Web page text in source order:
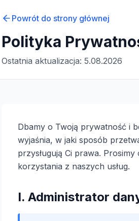
Powrót do strony głównej
Polityka
Ostatnia aktualizacja: 5.08.2026
Dbamy o Twoją prywatność i
wyjaśnia, w jaki sposób
przysługują Ci prawa.
korzystania z naszych usług.
I. Administrator